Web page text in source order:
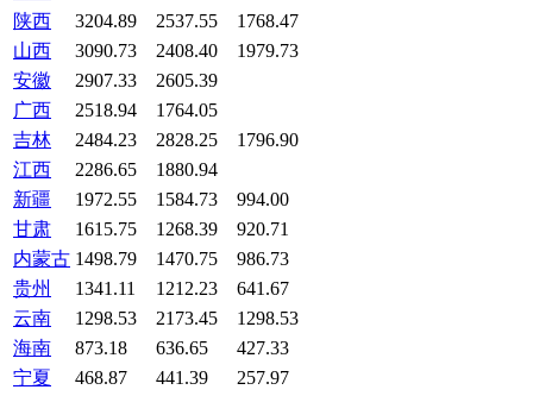
陕西
3204.89 2537.55
1768.47
山西
3090.73 2408.40
1979.73
安徽
2907.33
2605.39
广西
2518.94
1764.05
吉林
2484.23 2828.25
1796.90
江西
2286.65
1880.94
新疆
1972.55 1584.73
994.00
甘肃
1615.75 1268.39
920.71
内蒙古 1498.79 1470.75
986.73
贵州
1341.11 1212.23
641.67
云南
1298.53 2173.45
1298.53
海南
873.18 636.65
427.33
宁夏
468.87 441.39
257.97